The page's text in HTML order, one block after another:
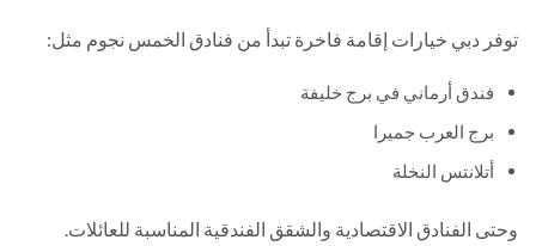
توفر دبي خيارات إقامة فاخرة تبدأ من فنادق الخمس نجوم مثل:
فندق أرماني في برج خليفة
برج العرب جميرا
أتلانتس النخلة
وحتى الفنادق الاقتصادية والشقق الفندقية المناسبة للعائلات.